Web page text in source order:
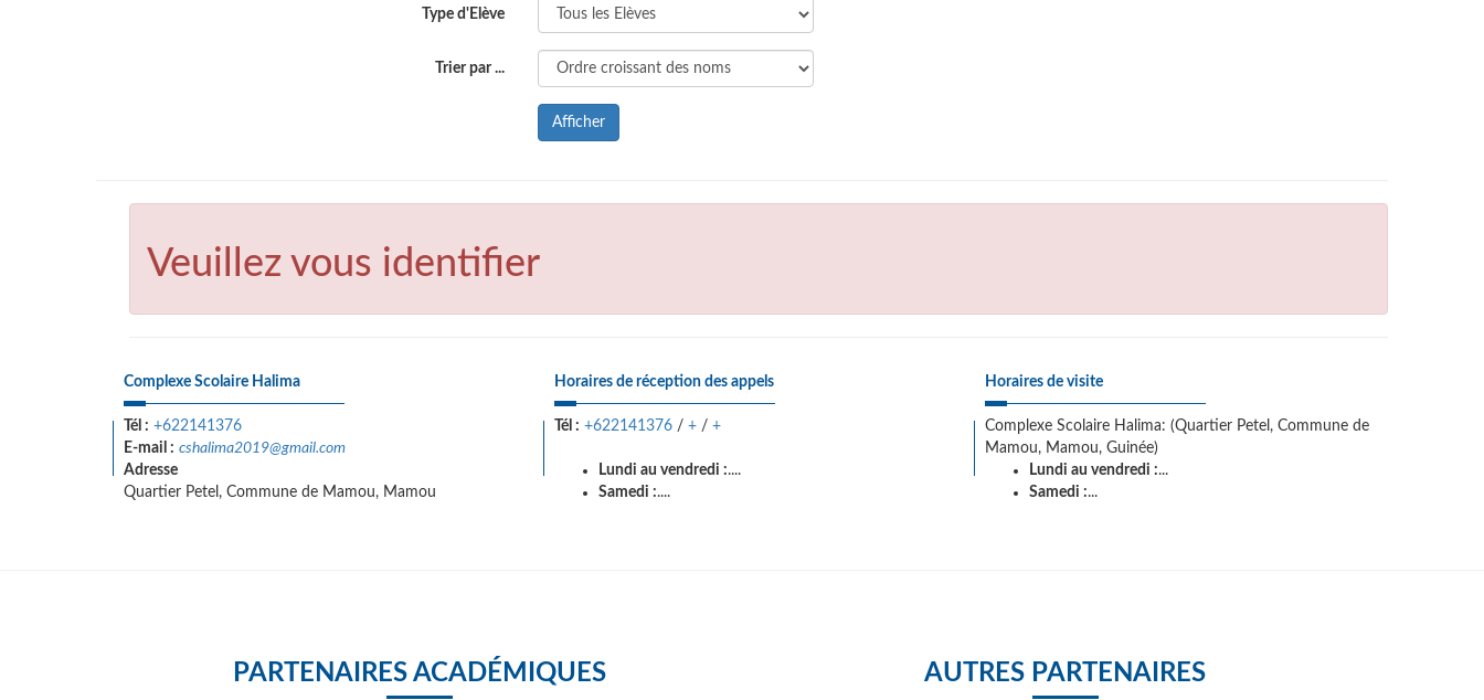
Type d'Elève
Trier par ...
Afficher
Veuillez vous identifier
Complexe Scolaire Halima
Tél : +622141376
E-mail : cshalima2019@gmail.com
Adresse
Quartier Petel, Commune de Mamou, Mamou
Horaires de réception des appels
Tél : +622141376 / + / +
Lundi au vendredi :....
Samedi :....
Horaires de visite
Complexe Scolaire Halima: (Quartier Petel, Commune de
Mamou, Mamou, Guinée)
Lundi au vendredi :...
Samedi :...
PARTENAIRES ACADÉMIQUES AUTRES PARTENAIRES